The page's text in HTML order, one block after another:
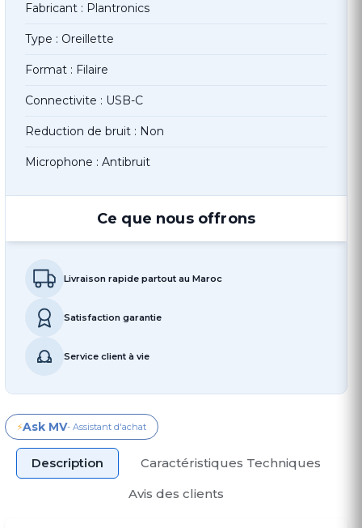
Fabricant : Plantronics
Type : Oreillette
Format : Filaire
Connectivite : USB-C
Reduction de bruit : Non
Microphone : Antibruit
Ce que nous offrons
Livraison rapide partout au Maroc
Satisfaction garantie
Service client à vie
⚡Ask MV- Assistant d'achat
Description
Caractéristiques Techniques
Avis des clients